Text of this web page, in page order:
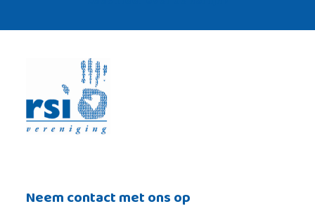
Neem contact met ons op